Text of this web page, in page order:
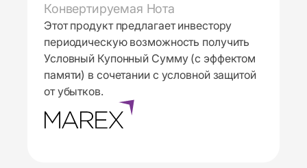
Конвертируемая Нота
Этот продукт предлагает инвестору
периодическую возможность получить
Условный Купонный Сумму (с эффектом
памяти) в сочетании с условной защитой
от убытков.